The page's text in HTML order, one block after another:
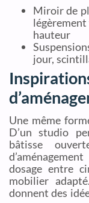
Miroir de
hauteur
jour,
Une même
D’un studio
bâtisse
dosage entre
mobilier
donnent des